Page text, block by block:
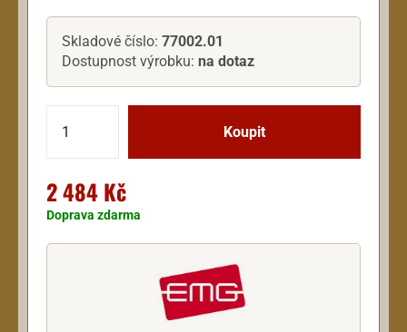
Skladové číslo: 77002.01
Dostupnost výrobku: na dotaz
2 484 Kč
Doprava zdarma